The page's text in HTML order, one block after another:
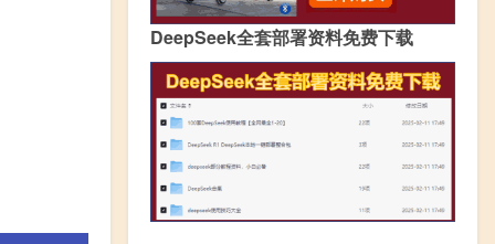
DeepSeek全套部署资料免费下载